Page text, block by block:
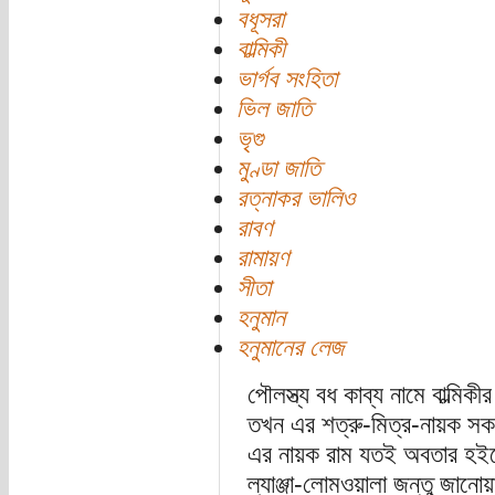
বধূসরা
বাল্মিকী
ভার্গব সংহিতা
ভিল জাতি
ভৃগু
মুণ্ডা জাতি
রত্নাকর ভালিও
রাবণ
রামায়ণ
সীতা
হনুমান
হনুমানের লেজ
পৌলস্ত্য বধ কাব্য নামে
তখন এর শত্রু-মিত্র-নায়ক
এর নায়ক রাম যতই অবতার
ল্যাঞ্জা-লোমওয়ালা জন্তু